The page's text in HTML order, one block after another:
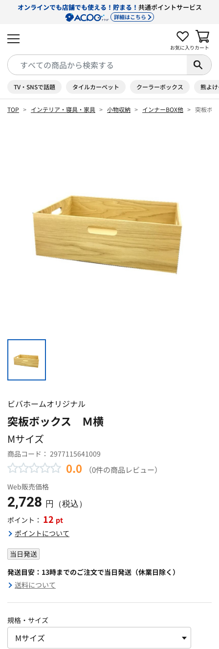
オンラインでも店舗でも使える！貯まる！ 共通ポイントサービス
詳細はこちら
お気に入り カート
TV・SNSで話題 タイルカーペット クーラーボックス 熊よ
TOP インテリア・寝具・家具 小物収納 インナーBOX他 突板ボ
ビバホームオリジナル
突板ボックス Ｍ横
Mサイズ
商品コード： 2977115641009
0.0 （0件の商品レビュー）
Web販売価格
2,728 円（税込）
ポイント： 12 pt
ポイントについて
当日発送
発送目安：13時までのご注文で当日発送（休業日除く）
送料について
規格・サイズ